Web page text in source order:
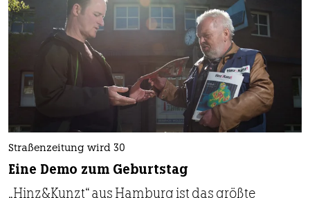
Straßenzeitung wird 30
Eine Demo zum Geburtstag
„Hinz&Kunzt“ aus Hamburg ist das größte